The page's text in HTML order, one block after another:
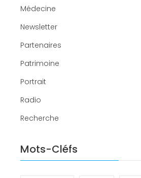
Médecine
Newsletter
Partenaires
Patrimoine
Portrait
Radio
Recherche
Mots-Cléfs